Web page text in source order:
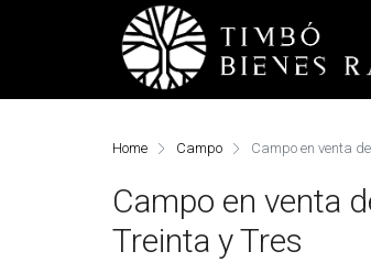
Home Campo Campo en venta
Campo en venta
Treinta y Tres